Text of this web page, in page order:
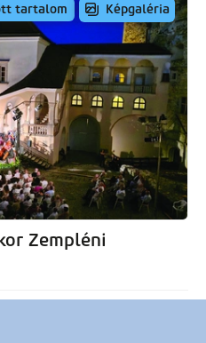
tartalom Képgaléria
Zempléni